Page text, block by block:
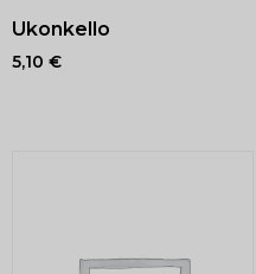
Ukonkello
5,10 €